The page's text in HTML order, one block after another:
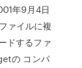
年9月4日
ァイルに複
ドするファ
の コンパ